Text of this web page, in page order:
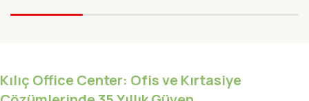
Kılıç Office Center: Ofis ve Kırtasiye